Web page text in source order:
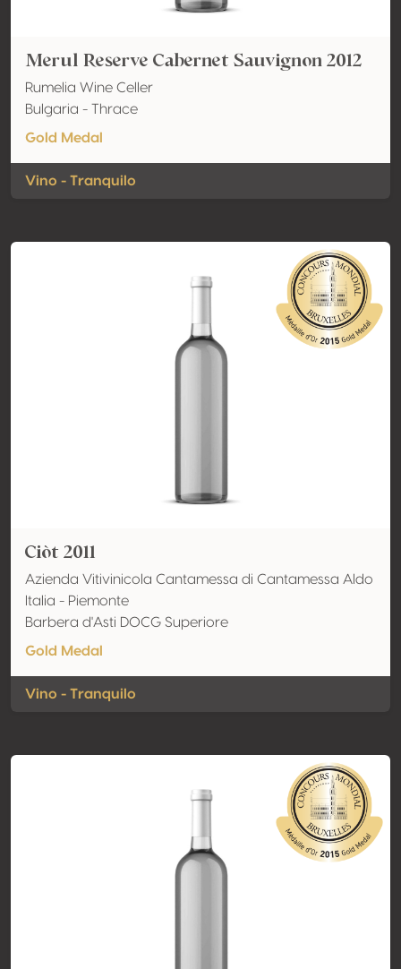
Merul Reserve Cabernet Sauvignon 2012
Rumelia Wine Celler
Bulgaria - Thrace
Gold Medal
Vino - Tranquilo
Ciòt 2011
Azienda Vitivinicola Cantamessa di Cantamessa Aldo
Italia - Piemonte
Barbera d'Asti DOCG Superiore
Gold Medal
Vino - Tranquilo